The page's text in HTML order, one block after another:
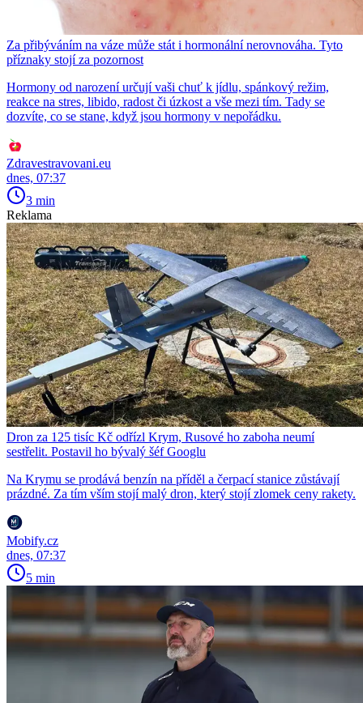
Za přibýváním na váze může stát i hormonální nerovnováha. Tyto
příznaky stojí za pozornost
Hormony od narození určují vaši chuť k jídlu, spánkový režim,
reakce na stres, libido, radost či úzkost a vše mezi tím. Tady se
dozvíte, co se stane, když jsou hormony v nepořádku.
Zdravestravovani.eu
dnes, 07:37
3 min
Reklama
Dron za 125 tisíc Kč odřízl Krym, Rusové ho zaboha neumí
sestřelit. Postavil ho bývalý šéf Googlu
Na Krymu se prodává benzín na příděl a čerpací stanice zůstávají
prázdné. Za tím vším stojí malý dron, který stojí zlomek ceny rakety.
Mobify.cz
dnes, 07:37
5 min